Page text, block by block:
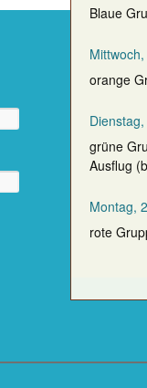
Blaue
orange
grüne
Ausflug
Montag,
rote